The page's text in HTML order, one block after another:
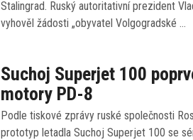
Stalingrad. Ruský autoritativní prezident
vyhověl žádosti „obyvatel Volgogradské …
Suchoj Superjet 100
motory PD-8
Podle tiskové zprávy ruské společnosti
prototyp letadla Suchoj Superjet 100 se